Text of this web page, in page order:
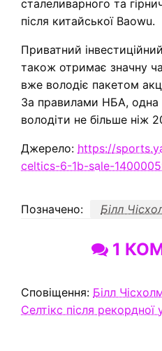
сталеливарного та
після китайської Baowu.
Приватний інвестиційний
також отримає значну
вже володіє пакетом
За правилами НБА,
володіти не більше ніж
Джерело: https://
celtics-6-1b-sale-
Позначено: Білл
1
Сповіщення: Білл
Селтікс після рекордної